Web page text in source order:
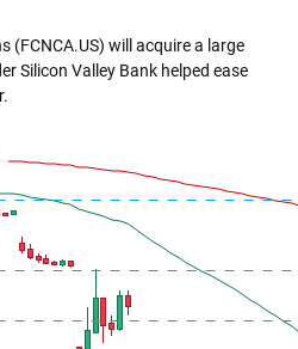
(FCNCA.US) will acquire a large
Silicon Valley Bank helped ease